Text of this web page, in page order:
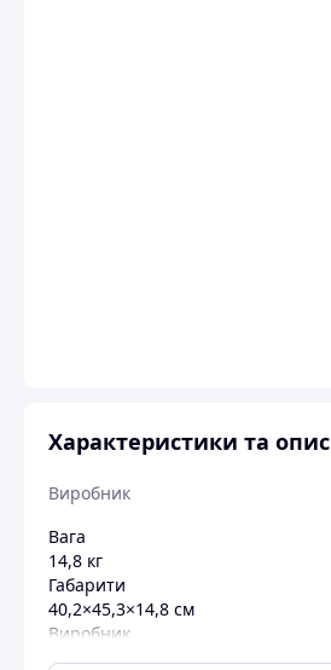
Характеристики та опис
Виробник
Вага
14,8 кг
Габарити
40,2×45,3×14,8 см
Виробник
Fox ESS